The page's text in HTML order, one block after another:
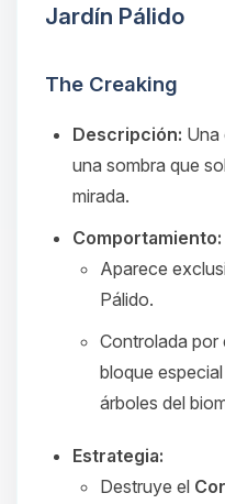
Jardín Pálido
The Creaking
Descripción: Una
una sombra que
mirada.
Comportamiento:
Aparece
Pálido.
Controlada por
bloque
árboles del
Estrategia:
Destruye el